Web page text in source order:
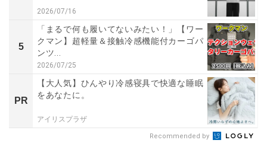
2026/07/16
5
「まるで何も履いてないみたい！」【ワー
クマン】超軽量＆接触冷感機能付カーゴパ
ンツ...
2026/07/25
PR
【大人気】ひんやり冷感寝具で快適な睡眠
をあなたに。
アイリスプラザ
Recommended by